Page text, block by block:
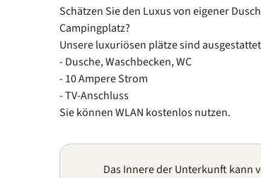
Schätzen Sie den Luxus von eigener
Campingplatz?
Unsere luxuriösen plätze sind
- Dusche, Waschbecken, WC
- 10 Ampere Strom
- TV-Anschluss
Sie können WLAN kostenlos nutzen.
Das Innere der Unterkunft kann